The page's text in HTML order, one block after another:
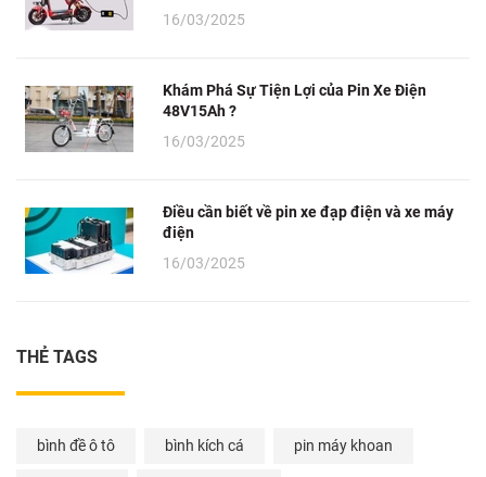
16/03/2025
Khám Phá Sự Tiện Lợi của Pin Xe Điện
48V15Ah ?
16/03/2025
Điều cần biết về pin xe đạp điện và xe máy
điện
16/03/2025
THẺ TAGS
bình đề ô tô bình kích cá pin máy khoan